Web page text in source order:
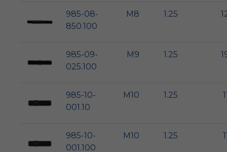
985-08-
850.100
M8 1.25
985-09-
025.100
M9 1.25
985-10-
001.10
M10 1.25
985-10-
001.100
M10 1.25